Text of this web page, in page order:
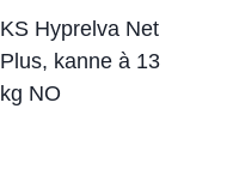
KS Hyprelva Net
Plus, kanne à 13
kg NO